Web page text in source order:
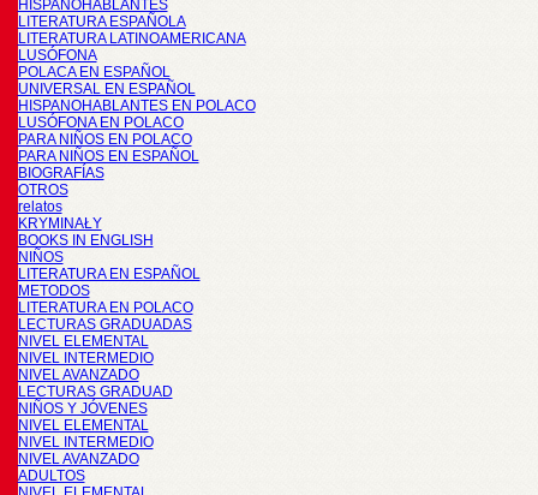
HISPANOHABLANTES
LITERATURA ESPAÑOLA
LITERATURA LATINOAMERICANA
LUSÓFONA
POLACA EN ESPAÑOL
UNIVERSAL EN ESPAÑOL
HISPANOHABLANTES EN POLACO
LUSÓFONA EN POLACO
PARA NIÑOS EN POLACO
PARA NIÑOS EN ESPAÑOL
BIOGRAFÍAS
OTROS
relatos
KRYMINAŁY
BOOKS IN ENGLISH
NIÑOS
LITERATURA EN ESPAÑOL
METODOS
LITERATURA EN POLACO
LECTURAS GRADUADAS
NIVEL ELEMENTAL
NIVEL INTERMEDIO
NIVEL AVANZADO
LECTURAS GRADUAD
NIÑOS Y JÓVENES
NIVEL ELEMENTAL
NIVEL INTERMEDIO
NIVEL AVANZADO
ADULTOS